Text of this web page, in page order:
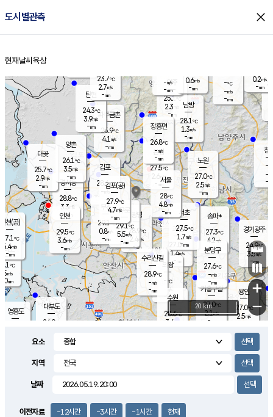
도시별관측 close
홈
현재날씨 육상
의도
℃
m/s
mm
영흥도
양주
25.1℃
2.3
-mm
과천
27.0℃
1.4m/s
- mm
용인
27.0℃
2.5m/s
경기광주
24.9℃
3.5m/s
-mm
2.2m/s
대부도
24.0
14.5
경서동
28.8℃
3.3 m/s
-mm
파주금촌
25.9℃
4.1 m/s
-mm
-℃
-m/s
-mm
대곶
25.7℃
2.9m/s
-mm
창
-
-m/
-
탄현
24.3℃
3.9m/s
-mm
0.2m/s
-mm
의왕
- ℃
m/s
mm
김포
28.4℃
-m/s
mm
광명
28.9 ℃
2.4 m/s
-mm
부천
29.1℃
0.8m/s
-mm
양촌
26.1℃
3.5m/s
-mm
구로
29.1℃
5.5m/s
-mm
은평
27.5℃
2.6 m/s
- mm
노원
27.0℃
2.5m/s
-mm
송파*
27.3℃
4.2m/s
-mm
서초
27.5℃
1.7m/s
-mm
남방
28.1℃
1.3m/s
-mm
기흥구갈
27.0℃
2.1m/s
-
수리산길
28.9℃
-m/s
-mm
분당구
27.6℃
-m/s
-mm
장흥면
26.8℃
-m/s
-mm
-m/s
-mm
인천(공)
27.1℃
5.4m/s
-mm
김포(공)
27.9℃
4.7m/s
-mm
수원
28.6℃
3.6 m/s
인천
29.5℃
3.6m/s
-mm
서울
28℃
4.8m/s
-mm
23.7℃
2.7m/s
-mm
0.6m/s
-mm
+
−
20 km
요소
지역
날짜
이전자료 -12시간 -3시간 -1시간 현재